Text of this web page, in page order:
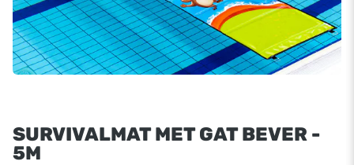
SURVIVALMAT MET GAT BEVER -
5M